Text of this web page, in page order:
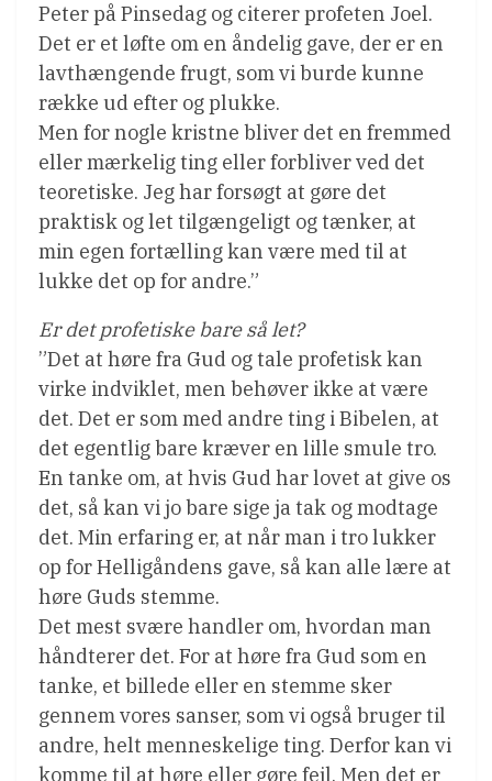
Peter på Pinsedag og citerer profeten Joel.
Det er et løfte om en åndelig gave, der er en
lavthængende frugt, som vi burde kunne
række ud efter og plukke.
Men for nogle kristne bliver det en fremmed
eller mærkelig ting eller forbliver ved det
teoretiske. Jeg har forsøgt at gøre det
praktisk og let tilgængeligt og tænker, at
min egen fortælling kan være med til at
lukke det op for andre.”
Er det profetiske bare så let?
”Det at høre fra Gud og tale profetisk kan
virke indviklet, men behøver ikke at være
det. Det er som med andre ting i Bibelen, at
det egentlig bare kræver en lille smule tro.
En tanke om, at hvis Gud har lovet at give os
det, så kan vi jo bare sige ja tak og modtage
det. Min erfaring er, at når man i tro lukker
op for Helligåndens gave, så kan alle lære at
høre Guds stemme.
Det mest svære handler om, hvordan man
håndterer det. For at høre fra Gud som en
tanke, et billede eller en stemme sker
gennem vores sanser, som vi også bruger til
andre, helt menneskelige ting. Derfor kan vi
komme til at høre eller gøre fejl. Men det er